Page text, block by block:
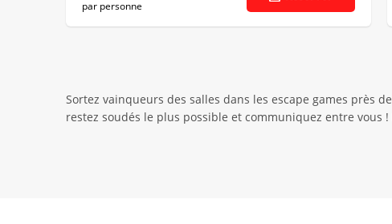
par personne
Sortez vainqueurs des salles dans les escape games près
restez soudés le plus possible et communiquez entre vous